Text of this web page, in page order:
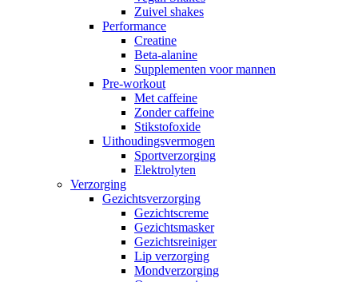
Zuivel shakes
Performance
Creatine
Beta-alanine
Supplementen voor mannen
Pre-workout
Met caffeine
Zonder caffeine
Stikstofoxide
Uithoudingsvermogen
Sportverzorging
Elektrolyten
Verzorging
Gezichtsverzorging
Gezichtscreme
Gezichtsmasker
Gezichtsreiniger
Lip verzorging
Mondverzorging